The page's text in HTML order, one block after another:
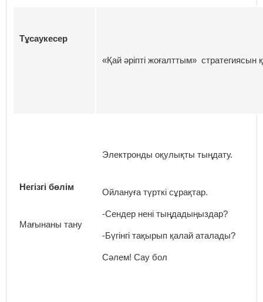
Тұсаукесер
«Қай әріпті жоғалттым» стратегиясын
Негізгі бөлім
Мағынаны тану
Электронды оқулықты тыңдату.
Ойлануға түрткі сұрақтар.
-Сендер нені тыңдадыңыздар?
-Бүгінгі тақырып қалай аталады?
Сәлем! Сау бол